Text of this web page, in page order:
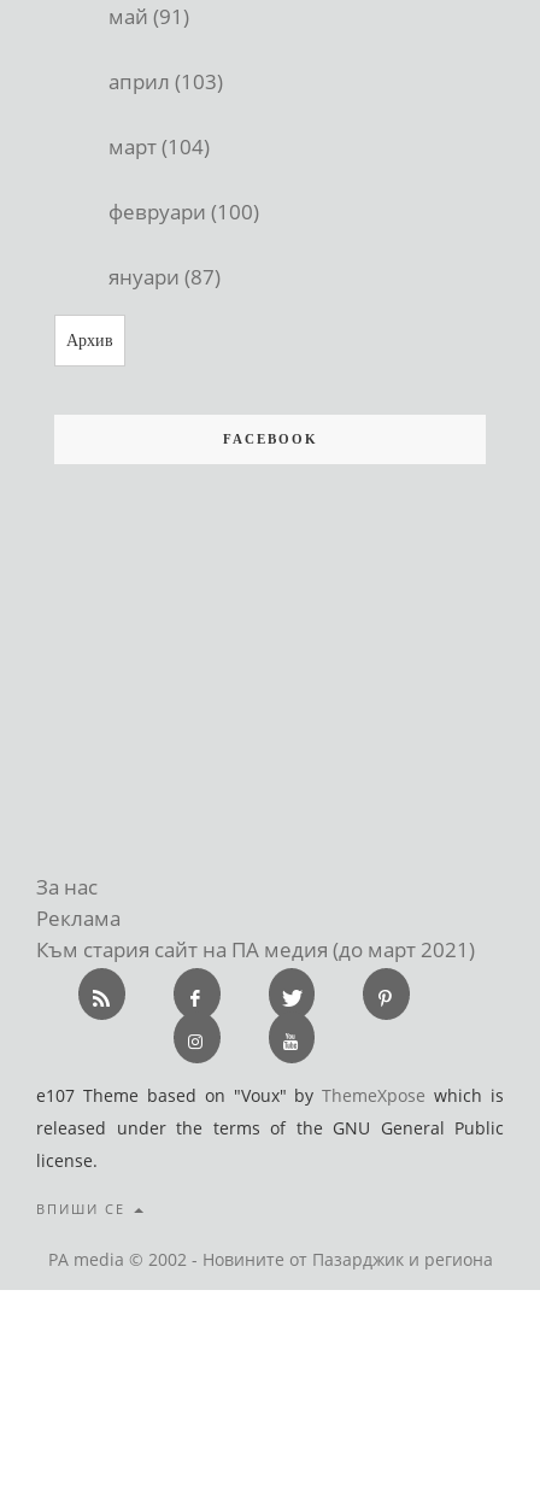
май (91)
април (103)
март (104)
февруари (100)
януари (87)
Архив
FACEBOOK
За нас
Реклама
Към стария сайт на ПА медия (до март 2021)
e107 Theme based on "Voux" byThemeXpose which is
released under the terms of the GNU General Public
license.
ВПИШИ СЕ
PA media © 2002 - Новините от Пазарджик и региона